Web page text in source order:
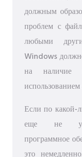
должным
проблем с
любыми
Windows
на наличие
Если по какой-
еще не
программное